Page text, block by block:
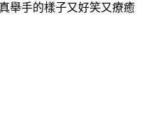
舉手的樣子又好笑又療癒